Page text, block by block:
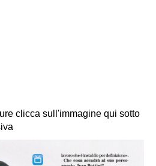
clicca sull'immagine qui sotto